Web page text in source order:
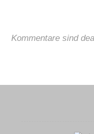
Kommentare sind